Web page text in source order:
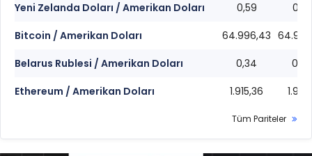
Yeni Zelanda Doları / Amerikan Doları
0,59
0,59
Bitcoin / Amerikan Doları
64.996,43
Belarus Rublesi / Amerikan Doları
0,34
0,34
Ethereum / Amerikan Doları
1.915,36
Tüm Pariteler